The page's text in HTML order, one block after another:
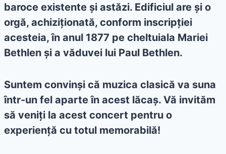
baroce existente și astăzi. Edificiul are și o
orgă, achiziționată, conform inscripției
acesteia, în anul 1877 pe cheltuiala Mariei
Bethlen și a văduvei lui Paul Bethlen.
Suntem convinși că muzica clasică va suna
într-un fel aparte în acest lăcaș. Vă invităm
să veniți la acest concert pentru o
experiență cu totul memorabilă!